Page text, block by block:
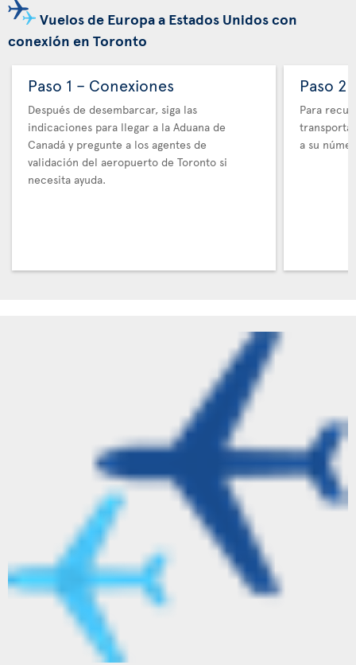
Vuelos de Europa a Estados Unidos con
conexión en Toronto
Paso 1 – Conexiones
Después de desembarcar, siga las
indicaciones para llegar a la Aduana de
Canadá y pregunte a los agentes de
validación del aeropuerto de Toronto si
necesita ayuda.
Paso 2
Para
a su